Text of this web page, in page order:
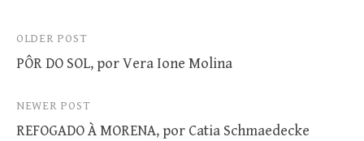
Post
navigation
OLDER POST
PÔR DO SOL, por Vera Ione Molina
NEWER POST
REFOGADO À MORENA, por Catia Schmaedecke